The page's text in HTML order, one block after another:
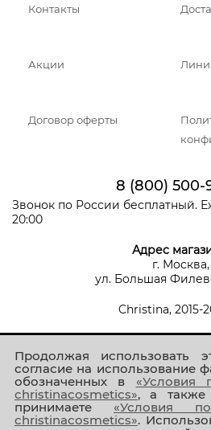
Продолжая использовать
согласие на использование
обозначенных в «Условия
christinacosmetics», а также
принимаете «Условия
christinacosmetics».
Контакты
Акции
Договор оферты
8 (800) 500-
Звонок по России бесплатный.
20:00
Адрес
г. Москва,
ул. Большая
Christina, 2015-